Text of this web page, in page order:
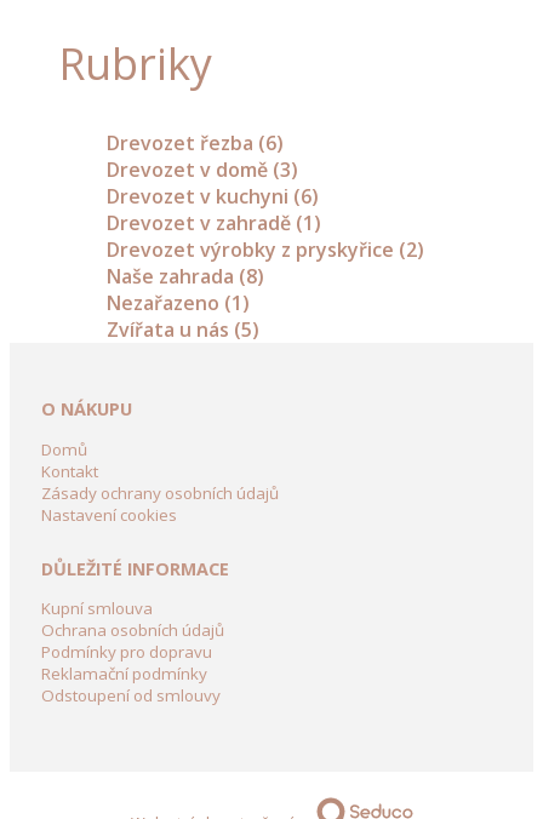
pro
ptáčky
Ostatní
dřevěné
doplňky
zahrady
Dřevěné
stojany
Dřevořezba
zahrady
záhony
Dřevěné
květináče
Rubriky
Drevozet řezba (6)
Drevozet v domě (3)
Drevozet v kuchyni (6)
Drevozet v zahradě (1)
Drevozet výrobky z pryskyřice (2)
Naše zahrada (8)
Nezařazeno (1)
Zvířata u nás (5)
O NÁKUPU
Domů
Kontakt
Zásady ochrany osobních údajů
Nastavení cookies
DŮLEŽITÉ INFORMACE
Kupní smlouva
Ochrana osobních údajů
Podmínky pro dopravu
Reklamační podmínky
Odstoupení od smlouvy